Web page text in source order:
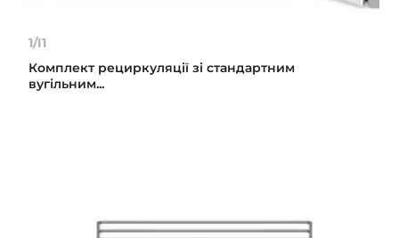
1/I1
Комплект рециркуляції зі стандартним
вугільним...